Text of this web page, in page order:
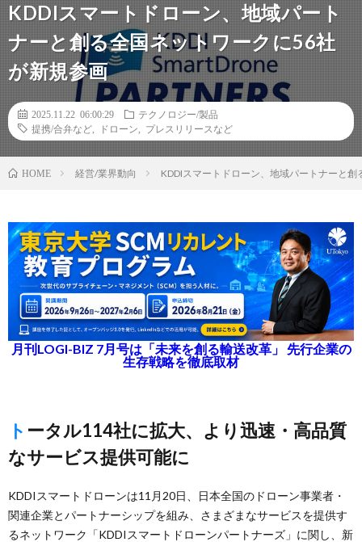
KDDIスマートドローン、地域パート
ナーと創る全国ネットワークに56社
が新規参画
2025.11.22 06:00:29
テクノロジー/製品
提携/合弁など
ドローン プレスリリースなど
HOME 経営/業界動向 KDDIスマートドローン、地域パートナーと
月刊LOGI-BIZ 7月号は「未来を創る輸送改革」 先行企業の
生存戦略を徹底取材
トータル114社に拡大、より迅速・高品質
なサービス提供可能に
KDDIスマートドローンは11月20日、日本全国のドローン事業者・
関連企業とパートナーシップを組み、さまざまなサービスを提供す
るネットワーク「KDDIスマートドローンパートナーズ」に関し、新